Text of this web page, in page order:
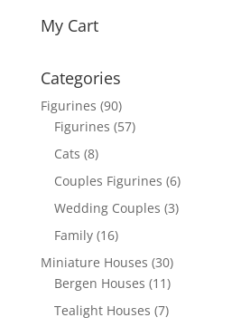
My Cart
Categories
Figurines (90)
Figurines (57)
Cats (8)
Couples Figurines (6)
Wedding Couples (3)
Family (16)
Miniature Houses (30)
Bergen Houses (11)
Tealight Houses (7)